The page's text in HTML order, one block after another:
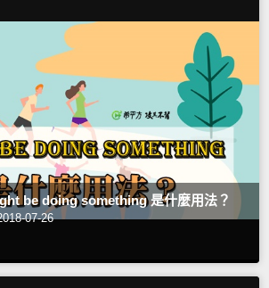
be doing something 是什麼用法？
07-26